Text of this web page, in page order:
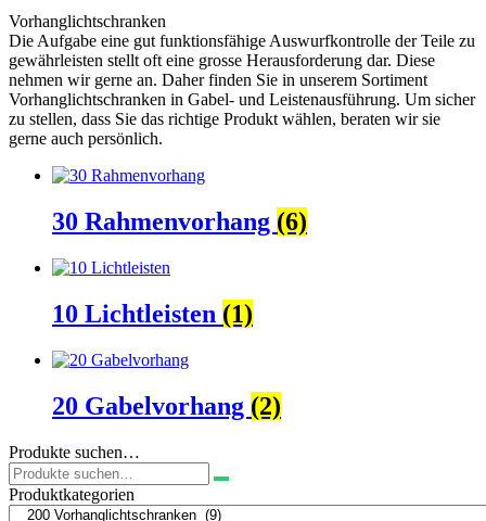
Vorhanglichtschranken
Die Aufgabe eine gut funktionsfähige Auswurfkontrolle der Teile zu
gewährleisten stellt oft eine grosse Herausforderung dar. Diese
nehmen wir gerne an. Daher finden Sie in unserem Sortiment
Vorhanglichtschranken in Gabel- und Leistenausführung. Um sicher
zu stellen, dass Sie das richtige Produkt wählen, beraten wir sie
gerne auch persönlich.
30 Rahmenvorhang (6)
10 Lichtleisten (1)
20 Gabelvorhang (2)
Produkte suchen…
Suchen
nach:
Produktkategorien